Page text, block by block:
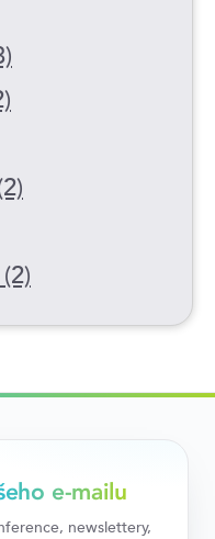
e-mailu
newslettery,